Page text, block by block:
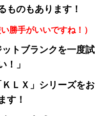
ものもあります！
勝手がいいですね！）
ットブランクを一度試
！」
ＬＸ」シリーズをお
す！